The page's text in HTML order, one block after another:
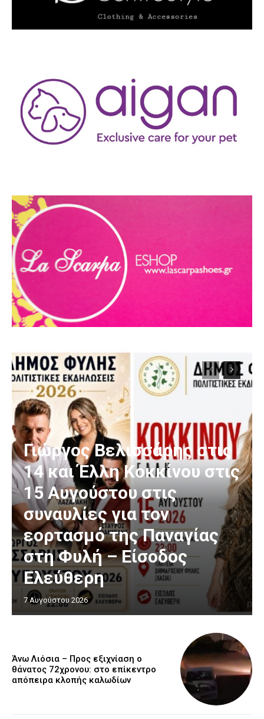
Γιώργος Βελισσάρης στις
14 και Έλλη Κοκκίνου στις
15 Αυγούστου στις
συναυλίες για τον
εορτασμό της Παναγίας
στη Φυλή – Είσοδος
Ελεύθερη
7 Αυγούστου 2026
Άνω Λιόσια – Προς εξιχνίαση ο
θάνατος 72χρονου: στο επίκεντρο
απόπειρα κλοπής καλωδίων